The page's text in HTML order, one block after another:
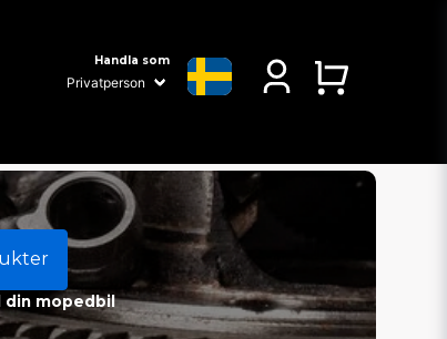
Handla som
mopedbil